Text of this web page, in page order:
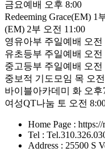
금요예배 오후 8:00
Redeeming Grace(EM) 1
(EM) 2부 오전 11:00
영유아부 주일예배 오전
유초등부 주일예배 오전
중고등부 주일예배 오전
중보적 기도모임 목 오
바이블아카데미 화 오후
여성QT나눔 토 오전
Home Page :
Tel :
Address : 25500 S